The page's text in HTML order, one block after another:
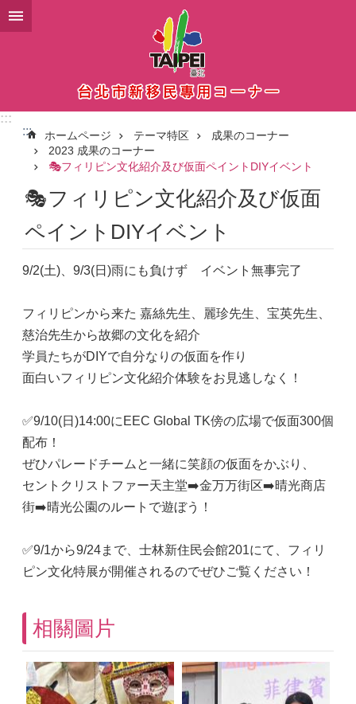
メインコンテンツブロックにスキップ
:::
:::
ホームページ テーマ特区
成果のコーナー
2023 成果のコーナー
🎭フィリピン文化紹介及び仮面ペイントDIYイベント
🎭フィリピン文化紹介及び仮面
ペイントDIYイベント
9/2(土)、9/3(日)雨にも負けず イベント無事完了
フィリピンから来た 嘉絲先生、麗珍先生、宝英先生、
慈治先生から故郷の文化を紹介
学員たちがDIYで自分なりの仮面を作り
面白いフィリピン文化紹介体験をお見逃しなく！
✅9/10(日)14:00にEEC Global TK傍の広場で仮面300個
配布！
ぜひパレードチームと一緒に笑顔の仮面をかぶり、
セントクリストファー天主堂➡️金万万街区➡️晴光商店
街➡️晴光公園のルートで遊ぼう！
✅9/1から9/24まで、士林新住民会館201にて、フィリ
ピン文化特展が開催されるのでぜひご覧ください！
相關圖片